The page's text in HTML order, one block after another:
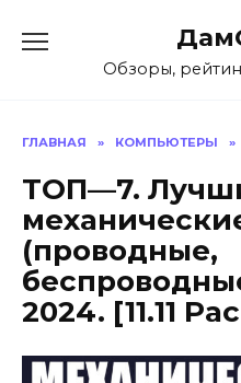
содержаниюОбзоры,
ГЛАВНАЯ » КОМПЬЮТЕРЫ »
ТОП—7.
(проводные,
2024. [11.11